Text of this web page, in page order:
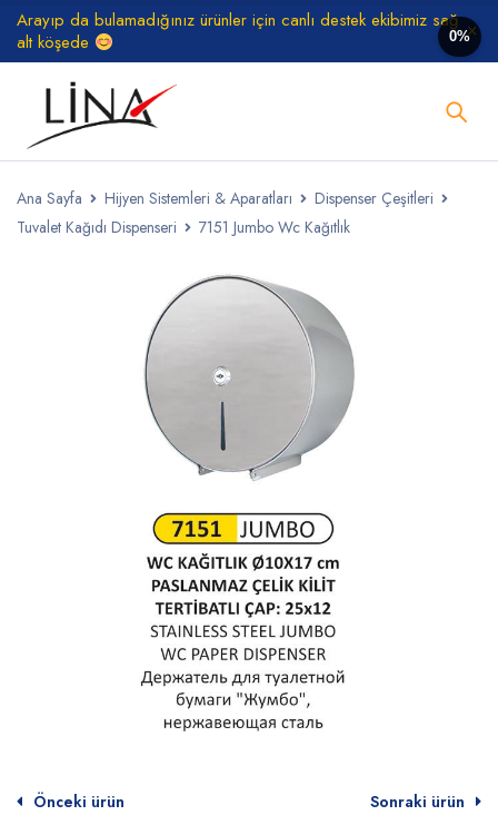
Arayıp da bulamadığınız ürünler için canlı destek ekibimiz sağ
alt köşede
Ana Sayfa Hijyen Sistemleri & Aparatları
Dispenser Çeşitleri
Tuvalet Kağıdı Dispenseri
7151 Jumbo Wc Kağıtlık
Önceki ürün Sonraki ürün
0%